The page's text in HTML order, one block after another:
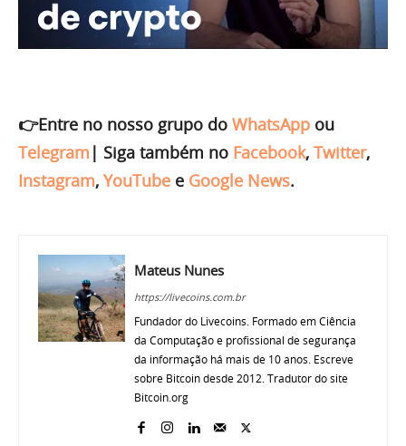
👉Entre no nosso grupo do WhatsApp ou
Telegram | Siga também no Facebook, Twitter,
Instagram, YouTube e Google News.
Mateus Nunes
https://livecoins.com.br
Fundador do Livecoins. Formado em Ciência
da Computação e profissional de segurança
da informação há mais de 10 anos. Escreve
sobre Bitcoin desde 2012. Tradutor do site
Bitcoin.org